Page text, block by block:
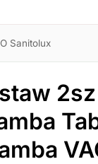
Sanitolux